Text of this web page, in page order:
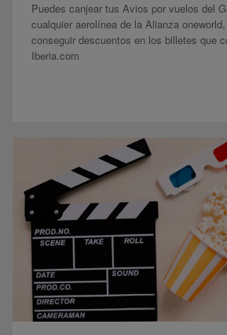
Puedes canjear tus Avios por vuelos del
cualquier aerolínea de la Alianza
conseguir descuentos en los billetes que
Iberia.com